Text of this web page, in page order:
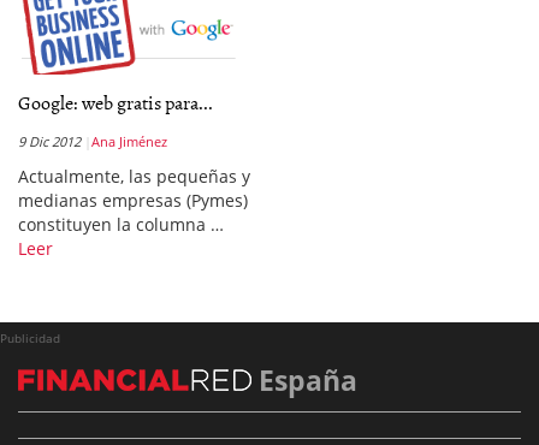
Google: web gratis para...
9 Dic 2012 Ana Jiménez
Actualmente, las pequeñas y
medianas empresas (Pymes)
constituyen la columna …
Leer
Publicidad
España